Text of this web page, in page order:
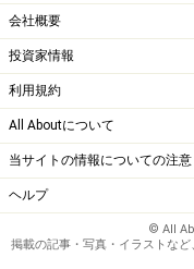
会社概要
投資家情報
利用規約
All Aboutについて
当サイトの情報についての注意
ヘルプ
© All
掲載の記事・写真・イラストな